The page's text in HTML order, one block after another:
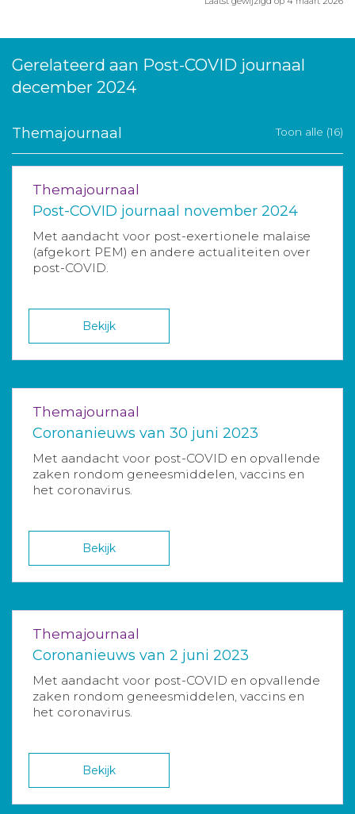
Gerelateerd aan Post-COVID journaal
december 2024
Themajournaal Toon alle (16)
Themajournaal
Post-COVID journaal november 2024
Met aandacht voor post-exertionele malaise
(afgekort PEM) en andere actualiteiten over
post-COVID.
Bekijk
Themajournaal
Coronanieuws van 30 juni 2023
Met aandacht voor post-COVID en opvallende
zaken rondom geneesmiddelen, vaccins en
het coronavirus.
Bekijk
Themajournaal
Coronanieuws van 2 juni 2023
Met aandacht voor post-COVID en opvallende
zaken rondom geneesmiddelen, vaccins en
het coronavirus.
Bekijk